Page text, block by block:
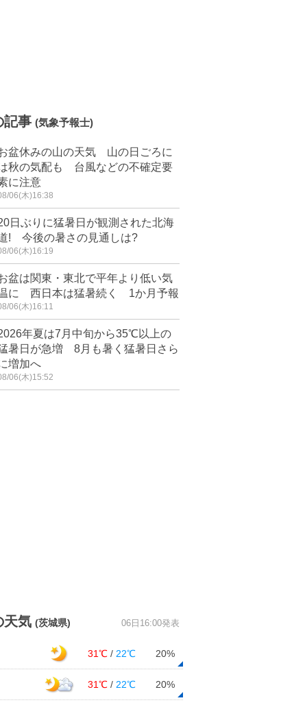
記事 (気象予報士)
盆休みの山の天気 山の日ごろに
秋の気配も 台風などの不確定要
に注意
06(木)16:38
日ぶりに猛暑日が観測された北海
! 今後の暑さの見通しは?
06(木)16:19
盆は関東・東北で平年より低い気
に 西日本は猛暑続く 1か月予報
06(木)16:11
年夏は7月中旬から35℃以上の
暑日が急増 8月も暑く猛暑日さら
増加へ
06(木)15:52
天気 (茨城県) 06日16:00発表
31℃ / 22℃ 20%
31℃ / 22℃ 20%